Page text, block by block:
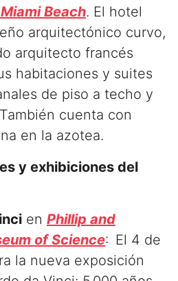
Beach. El hotel
arquitectónico curvo,
arquitecto francés
habitaciones y suites
de piso a techo y
cuenta con
en la azotea.
y exhibiciones del
en Phillip and
of Science: El 4 de
la nueva exposición